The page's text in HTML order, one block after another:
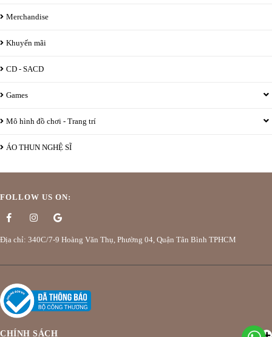
Merchandise
Khuyến mãi
CD - SACD
Games
Mô hình đồ chơi - Trang trí
ÁO THUN NGHỆ SĨ
FOLLOW US ON:
Địa chỉ: 340C/7-9 Hoàng Văn Thụ, Phường 04, Quận Tân Bình TPHCM
CHÍNH SÁCH